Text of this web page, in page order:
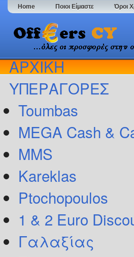
Home Ποιοι Είμαστε Όροι
ΑΡΧΙΚΗ
ΥΠΕΡΑΓΟΡΕΣ
Toumbas
MEGA Cash &
MMS
Kareklas
Ptochopoulos
1 & 2 Euro
Γαλαξίας